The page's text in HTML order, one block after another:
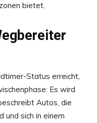
bietet.
Status erreicht,
Es wird
Autos, die
und sich in einem